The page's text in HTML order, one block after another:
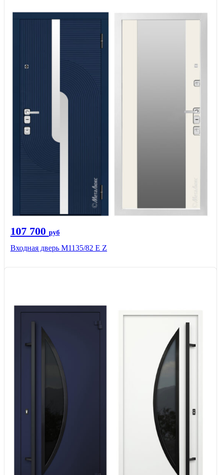
107 700 руб
Входная дверь М1135/82 Е Z